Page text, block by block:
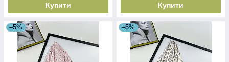
Купити Купити
–5% –5%